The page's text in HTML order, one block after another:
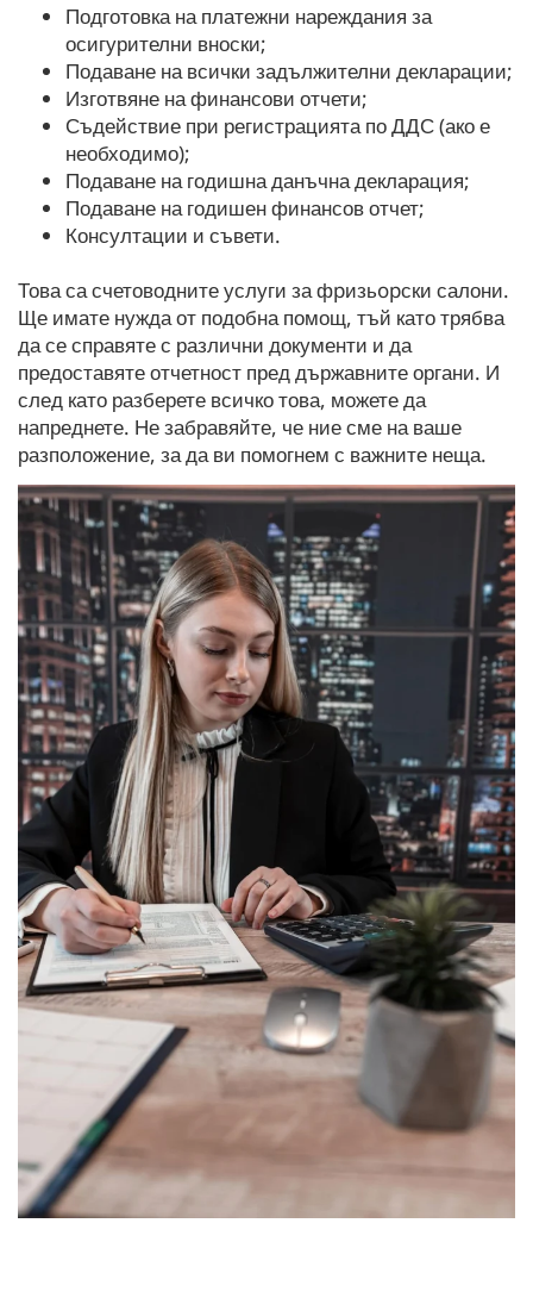
Подготовка на платежни нареждания за
осигурителни вноски;
Подаване на всички задължителни декларации;
Изготвяне на финансови отчети;
Съдействие при регистрацията по ДДС (ако е
необходимо);
Подаване на годишна данъчна декларация;
Подаване на годишен финансов отчет;
Консултации и съвети.
Това са счетоводните услуги за фpизьopски салони.
Ще имате нужда от подобна помощ, тъй като трябва
да се справяте с различни документи и да
предоставяте отчетност пред държавните органи. И
след като разберете всичко това, можете да
напреднете. Не забравяйте, че ние сме на ваше
разположение, за да ви помогнем с важните неща.